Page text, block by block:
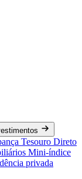
Tesouro Direto
Mini-índice
privada